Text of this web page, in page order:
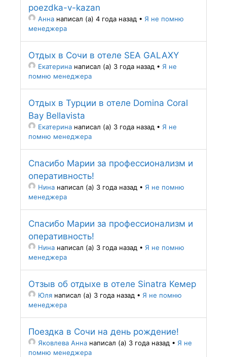
poezdka-v-kazan
Анна написал (а) 4 года назад • Я не помню
менеджера
Отдых в Сочи в отеле SEA GALAXY
Екатерина написал (а) 3 года назад • Я не
помню менеджера
Отдых в Турции в отеле Domina Coral
Bay Bellavista
Екатерина написал (а) 3 года назад • Я не
помню менеджера
Спасибо Марии за профессионализм и
оперативность!
Нина написал (а) 3 года назад • Я не помню
менеджера
Спасибо Марии за профессионализм и
оперативность!
Нина написал (а) 3 года назад • Я не помню
менеджера
Отзыв об отдыхе в отеле Sinatra Кемер
Юля написал (а) 3 года назад • Я не помню
менеджера
Поездка в Сочи на день рождение!
Яковлева Анна написал (а) 3 года назад • Я не
помню менеджера